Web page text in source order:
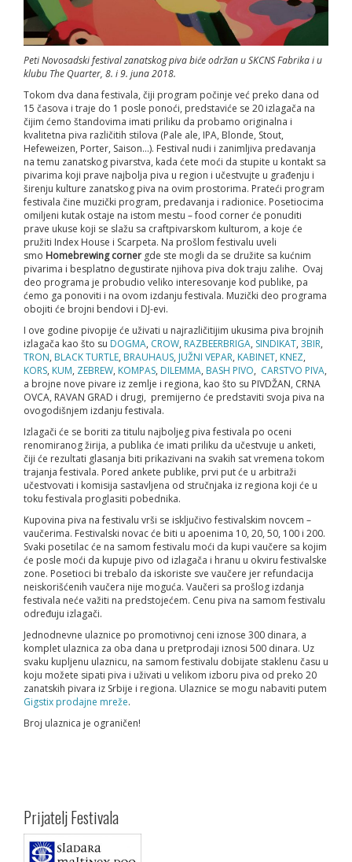
Peti Novosadski festival zanatskog piva biće održan u SKCNS Fabrika i u
klubu The Quarter, 8. i 9. juna 2018.
Tokom dva dana festivala, čiji program počinje već preko dana od
15 časova i traje do 1 posle ponoći, predstaviće se 20 izlagača na
čijim ćemo štandovima imati priliku da probamo originalna i
kvalitetna piva različitih stilova (Pale ale, IPA, Blonde, Stout,
Hefeweizen, Porter, Saison…). Festival nudi i zanimljiva predavanja
na temu zanatskog pivarstva, kada ćete moći da stupite u kontakt sa
pivarima koji prave najbolja piva u region i učestvujte u građenju i
širenju kulture zanatskog piva na ovim prostorima. Prateći program
festivala čine muzički program, predavanja i radionice. Posetiocima
omiljeni kutak ostaje na istom mestu – food corner će ponuditi
prave ukuse koji se slažu sa craftpivarskom kulturom, a koje će
pružiti Index House i Scarpeta. Na prošlom festivalu uveli
smo Homebrewing corner gde ste mogli da se družite sa kućnim
pivarima i besplatno degustirate njihova piva dok traju zalihe. Ovaj
deo programa je probudio veliko interesovanje kod publike, pa
ćemo ga ponoviti i na ovom izdanju festivala. Muzički deo programa
obojiti će brojni bendovi i DJ-evi.
I ove godine pivopije će uživati u najrazličitijim ukusima piva brojnih
izlagača kao što su DOGMA, CROW, RAZBEERBRIGA, SINDIKAT, 3BIR,
TRON, BLACK TURTLE, BRAUHAUS, JUŽNI VEPAR, KABINET, KNEZ,
KORS, KUM, ZEBREW, KOMPAS, DILEMMA, BASH PIVO, CARSTVO PIVA,
a brojne nove pivare iz zemlje i regiona, kao što su PIVDŽAN, CRNA
OVCA, RAVAN GRAD i drugi, premijerno će predstaviti svoja piva na
ovogodišnjem izdanju festivala.
Izlagači će se boriti za titulu najboljeg piva festivala po oceni
renomiranog žirija, a publika će imati priliku da učestvuje u anketi,
čiji će rezultati glasanja biti prikazivani na svakih sat vremena tokom
trajanja festivala. Pored ankete publike, prvi put će u arbitraži
učestvovati i komisija sastavljena od stručnjaka iz regiona koji će u
toku festivala proglasiti pobednika.
Kupovina piva na festivalu vrši se isključivo festivalskim novcem –
vaučerima. Festivalski novac će biti u apoenima 10, 20, 50, 100 i 200.
Svaki posetilac će na samom festivalu moći da kupi vaučere sa kojim
će posle moći da kupuje pivo od izlagača i hranu u okviru festivalske
zone. Posetioci bi trebalo da iskoriste sve vaučere jer refundacija
neiskorišćenih vaučera nije moguća. Vaučeri sa prošlog izdanja
festivala neće važiti na predstojećem. Cenu piva na samom festivalu
određuju izlagači.
Jednodnevne ulaznice po promotivnoj ceni iznose 300 dinara, a
komplet ulaznica za oba dana u pretprodaji iznosi 500 dinara. Uz
svaku kupljenu ulaznicu, na samom festivalu dobijate staklenu času u
koju možete sipati piva i uživati u velikom izboru piva od preko 20
zanatskih pivara iz Srbije i regiona. Ulaznice se mogu nabaviti putem
Gigstix prodajne mreže.
Broj ulaznica je ograničen!
Prijatelj Festivala